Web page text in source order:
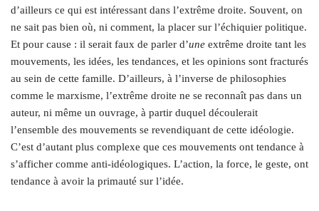
d’ailleurs ce qui est intéressant dans l’extrême droite. Souvent, on
ne sait pas bien où, ni comment, la placer sur l’échiquier politique.
Et pour cause : il serait faux de parler d’une extrême droite tant les
mouvements, les idées, les tendances, et les opinions sont fracturés
au sein de cette famille. D’ailleurs, à l’inverse de philosophies
comme le marxisme, l’extrême droite ne se reconnaît pas dans un
auteur, ni même un ouvrage, à partir duquel découlerait
l’ensemble des mouvements se revendiquant de cette idéologie.
C’est d’autant plus complexe que ces mouvements ont tendance à
s’afficher comme anti-idéologiques. L’action, la force, le geste, ont
tendance à avoir la primauté sur l’idée.